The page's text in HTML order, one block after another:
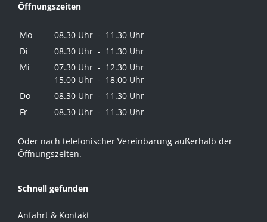
Öffnungszeiten
Mo
08.30 Uhr - 11.30 Uhr
Di
08.30 Uhr - 11.30 Uhr
Mi
07.30 Uhr - 12.30 Uhr
15.00 Uhr - 18.00 Uhr
Do
08.30 Uhr - 11.30 Uhr
Fr
08.30 Uhr - 11.30 Uhr
Oder nach telefonischer Vereinbarung außerhalb der
Öffnungszeiten.
Schnell gefunden
Anfahrt & Kontakt